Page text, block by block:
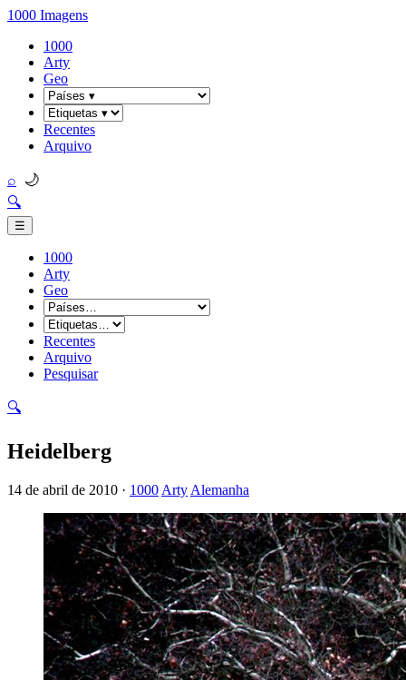
1000 Imagens
1000
Arty
Geo
Recentes
Arquivo
⌕ 🌙
🔍
☰
1000
Arty
Geo
Recentes
Arquivo
Pesquisar
🔍
Heidelberg
14 de abril de 2010 · 1000 Arty Alemanha